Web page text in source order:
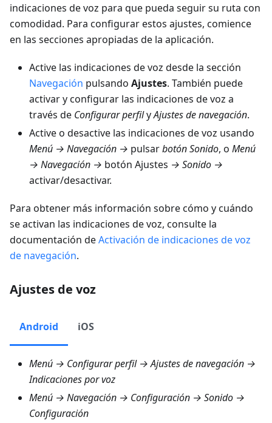
indicaciones de voz para que pueda seguir su ruta con
comodidad. Para configurar estos ajustes, comience
en las secciones apropiadas de la aplicación.
Active las indicaciones de voz desde la sección
Navegación pulsando Ajustes. También puede
activar y configurar las indicaciones de voz a
través de Configurar perfilyAjustes de navegación.
Active o desactive las indicaciones de voz usando
Menú → Navegación → pulsarbotón Sonido, o Menú
→ Navegación → botón Ajustes → Sonido →
activar/desactivar.
Para obtener más información sobre cómo y cuándo
se activan las indicaciones de voz, consulte la
documentación deActivación de indicaciones de voz
de navegación.
Ajustes de voz
Android iOS
Menú → Configurar perfil → Ajustes de navegación →
Indicaciones por voz
Menú → Navegación → Configuración → Sonido →
Configuración